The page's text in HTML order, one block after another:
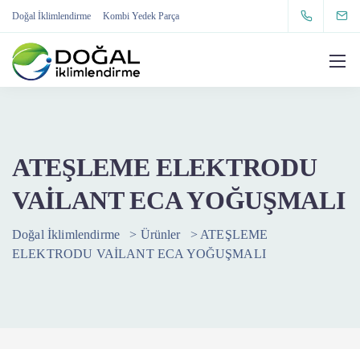
Doğal İklimlendirme Kombi Yedek Parça
ATEŞLEME ELEKTRODU
VAİLANT ECA YOĞUŞMALI
Doğal İklimlendirme > Ürünler > ATEŞLEME
ELEKTRODU VAİLANT ECA YOĞUŞMALI